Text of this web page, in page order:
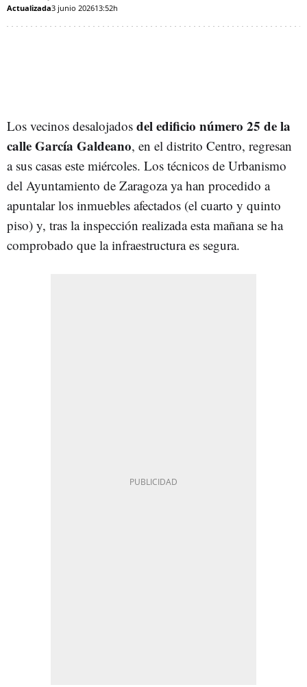
Actualizada3 junio 202613:52h
Los vecinos desalojados del edificio número 25 de la
calle García Galdeano, en el distrito Centro, regresan
a sus casas este miércoles. Los técnicos de Urbanismo
del Ayuntamiento de Zaragoza ya han procedido a
apuntalar los inmuebles afectados (el cuarto y quinto
piso) y, tras la inspección realizada esta mañana se ha
comprobado que la infraestructura es segura.